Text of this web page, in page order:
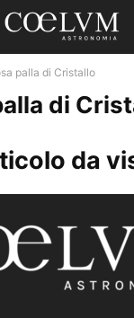
palla di Cristallo
di
da